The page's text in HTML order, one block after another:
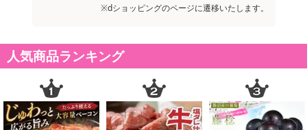
糖、発酵調味料、水あめ、砂糖、うなぎエキス/酒精、増粘剤(加工
・アレルギー表示：小麦、大豆
・注意事項：保存方法：要冷凍−18℃以下
注意事項
※dショッピングのページに遷移いたします。
人気商品ランキング